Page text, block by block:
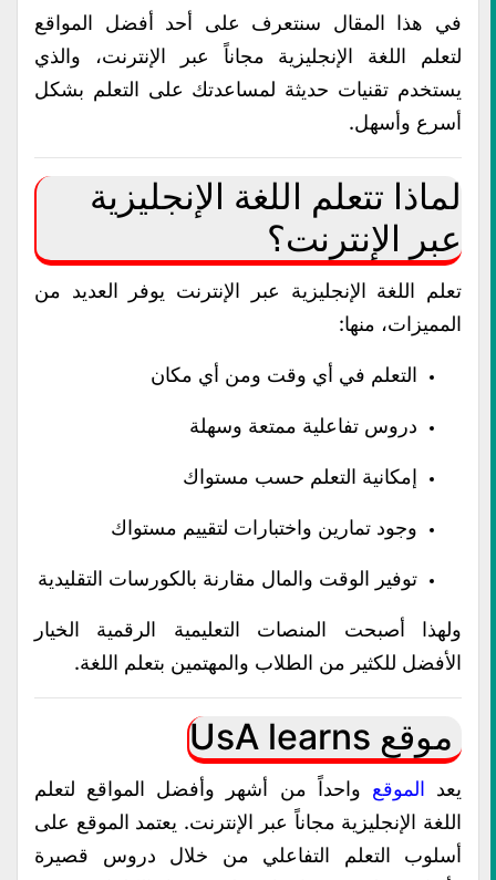
في هذا المقال سنتعرف على أحد أفضل المواقع
لتعلم اللغة الإنجليزية مجاناً عبر الإنترنت، والذي
يستخدم تقنيات حديثة لمساعدتك على التعلم بشكل
أسرع وأسهل.
لماذا تتعلم اللغة الإنجليزية
عبر الإنترنت؟
تعلم اللغة الإنجليزية عبر الإنترنت يوفر العديد من
المميزات، منها:
التعلم في أي وقت ومن أي مكان
دروس تفاعلية ممتعة وسهلة
إمكانية التعلم حسب مستواك
وجود تمارين واختبارات لتقييم مستواك
توفير الوقت والمال مقارنة بالكورسات التقليدية
ولهذا أصبحت المنصات التعليمية الرقمية الخيار
الأفضل للكثير من الطلاب والمهتمين بتعلم اللغة.
موقع UsA learns
يعد الموقع واحداً من أشهر وأفضل المواقع لتعلم
اللغة الإنجليزية مجاناً عبر الإنترنت. يعتمد الموقع على
أسلوب التعلم التفاعلي من خلال دروس قصيرة